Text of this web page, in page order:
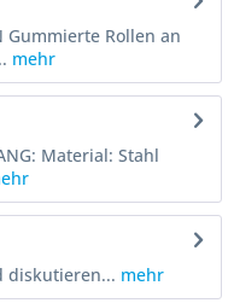
Gummierte Rollen an
mehr
Material: Stahl
diskutieren... mehr